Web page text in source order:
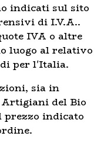
indicati sul sito
di I.V.A..
IVA o altre
luogo al relativo
per l'Italia.
sia in
del Bio
indicato